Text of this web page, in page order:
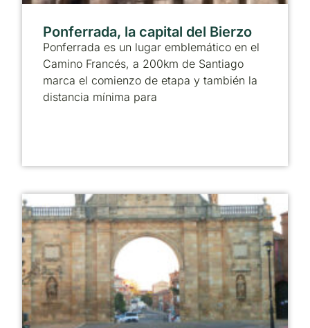
Ponferrada, la capital del Bierzo
Ponferrada es un lugar emblemático en el
Camino Francés, a 200km de Santiago
marca el comienzo de etapa y también la
distancia mínima para